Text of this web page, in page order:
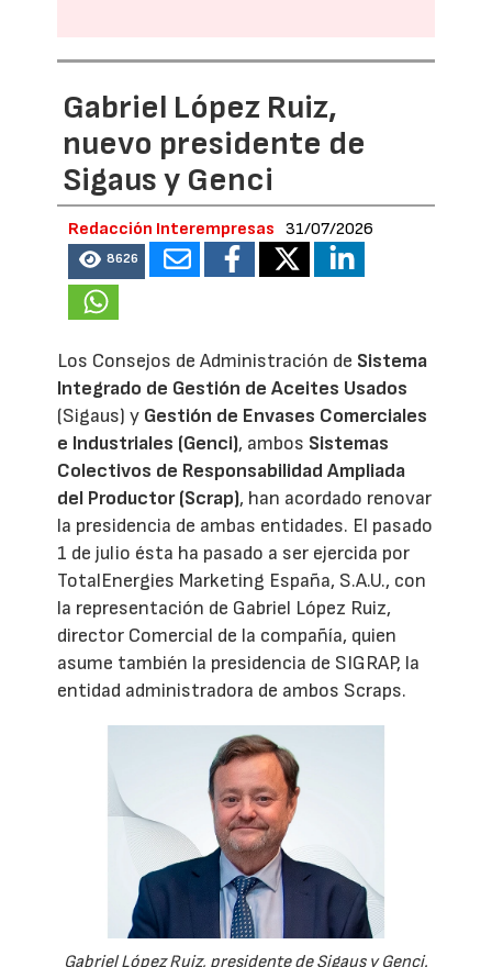
Gabriel López Ruiz,
nuevo presidente de
Sigaus y Genci
Redacción Interempresas 31/07/2026
8626
Los Consejos de Administración de Sistema
Integrado de Gestión de Aceites Usados
(Sigaus) y Gestión de Envases Comerciales
e Industriales (Genci), ambos Sistemas
Colectivos de Responsabilidad Ampliada
del Productor (Scrap), han acordado renovar
la presidencia de ambas entidades. El pasado
1 de julio ésta ha pasado a ser ejercida por
TotalEnergies Marketing España, S.A.U., con
la representación de Gabriel López Ruiz,
director Comercial de la compañía, quien
asume también la presidencia de SIGRAP, la
entidad administradora de ambos Scraps.
Gabriel López Ruiz, presidente de Sigaus y Genci.